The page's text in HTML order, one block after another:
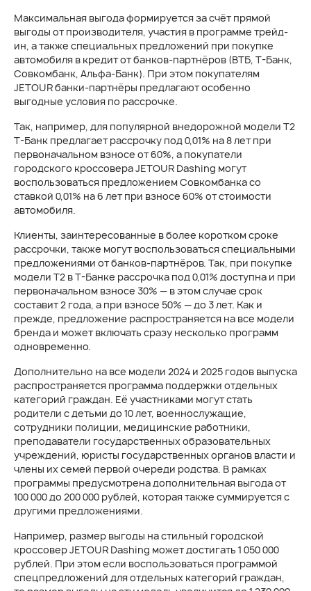
Максимальная выгода формируется за счёт прямой
выгоды от производителя, участия в программе трейд-
ин, а также специальных предложений при покупке
автомобиля в кредит от банков-партнёров (ВТБ, Т-Банк,
Совкомбанк, Альфа-Банк). При этом покупателям
JETOUR банки-партнёры предлагают особенно
выгодные условия по рассрочке.
Так, например, для популярной внедорожной модели T2
Т-Банк предлагает рассрочку под 0,01% на 8 лет при
первоначальном взносе от 60%, а покупатели
городского кроссовера JETOUR Dashing могут
воспользоваться предложением Совкомбанка со
ставкой 0,01% на 6 лет при взносе 60% от стоимости
автомобиля.
Клиенты, заинтересованные в более коротком сроке
рассрочки, также могут воспользоваться специальными
предложениями от банков-партнёров. Так, при покупке
модели T2 в Т-Банке рассрочка под 0,01% доступна и при
первоначальном взносе 30% — в этом случае срок
составит 2 года, а при взносе 50% — до 3 лет. Как и
прежде, предложение распространяется на все модели
бренда и может включать сразу несколько программ
одновременно.
Дополнительно на все модели 2024 и 2025 годов выпуска
распространяется программа поддержки отдельных
категорий граждан. Её участниками могут стать
родители с детьми до 10 лет, военнослужащие,
сотрудники полиции, медицинские работники,
преподаватели государственных образовательных
учреждений, юристы государственных органов власти и
члены их семей первой очереди родства. В рамках
программы предусмотрена дополнительная выгода от
100 000 до 200 000 рублей, которая также суммируется с
другими предложениями.
Например, размер выгоды на стильный городской
кроссовер JETOUR Dashing может достигать 1 050 000
рублей. При этом если воспользоваться программой
спецпредложений для отдельных категорий граждан,